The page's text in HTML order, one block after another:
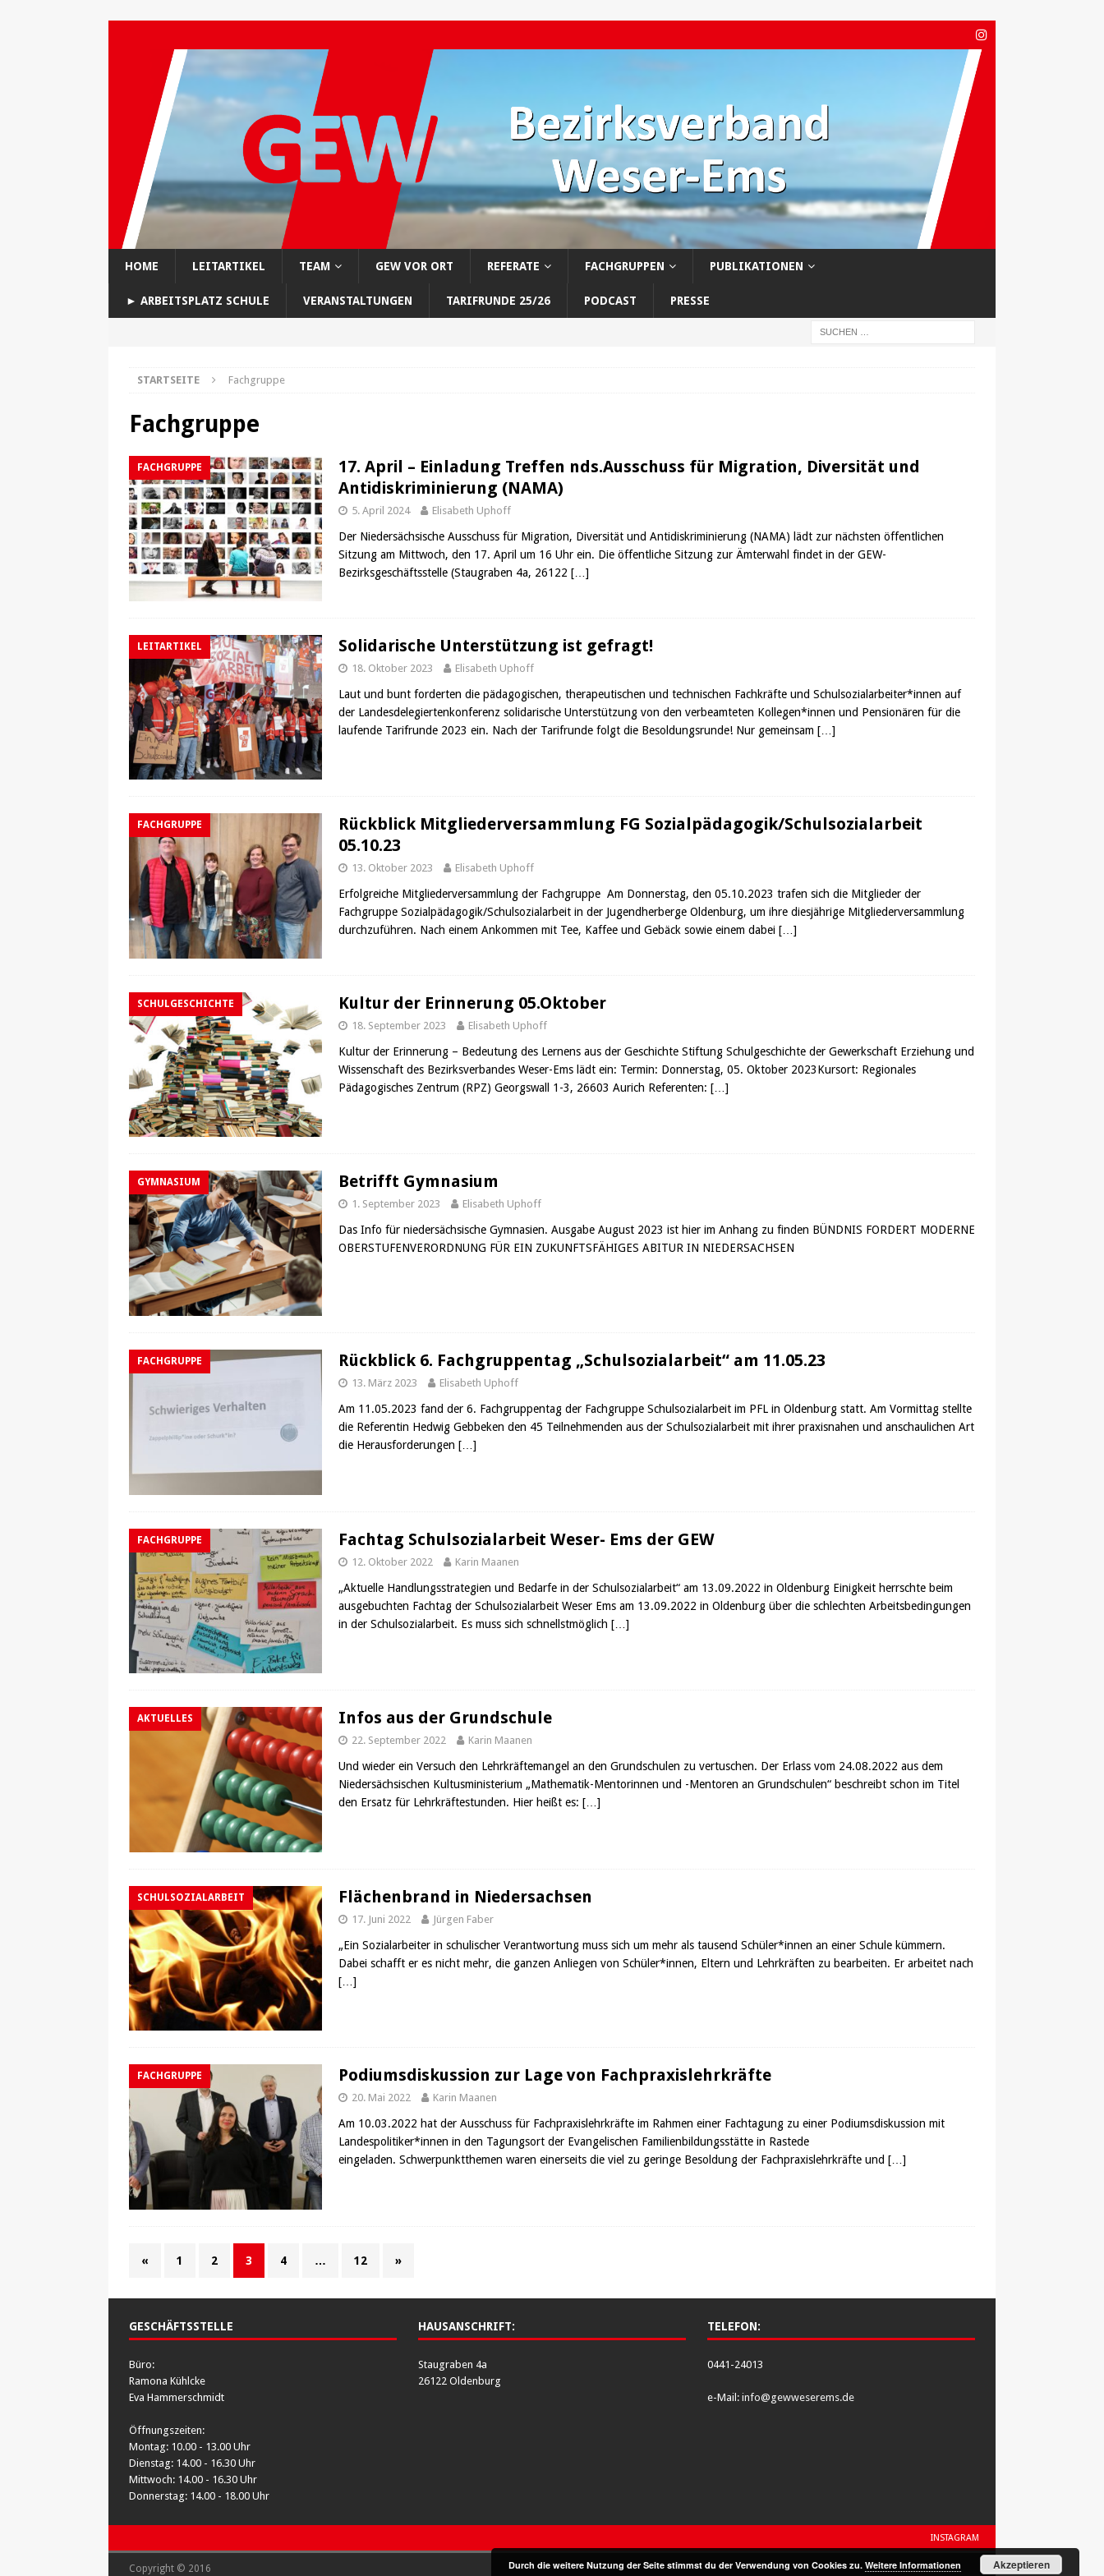
HOME LEITARTIKEL TEAM GEW VOR ORT REFERATE FACHGRUPPEN PUBLIKATIONEN
► ARBEITSPLATZ SCHULE VERANSTALTUNGEN TARIFRUNDE 25/26 PODCAST PRESSE
STARTSEITE Fachgruppe
Fachgruppe
FACHGRUPPE
17. April – Einladung Treffen nds.Ausschuss für Migration, Diversität und
Antidiskriminierung (NAMA)
5. April 2024 Elisabeth Uphoff
Der Niedersächsische Ausschuss für Migration, Diversität und Antidiskriminierung (NAMA) lädt zur nächsten öffentlichen
Sitzung am Mittwoch, den 17. April um 16 Uhr ein. Die öffentliche Sitzung zur Ämterwahl findet in der GEW-
Bezirksgeschäftsstelle (Staugraben 4a, 26122 […]
LEITARTIKEL Solidarische Unterstützung ist gefragt!
18. Oktober 2023 Elisabeth Uphoff
Laut und bunt forderten die pädagogischen, therapeutischen und technischen Fachkräfte und Schulsozialarbeiter*innen auf
der Landesdelegiertenkonferenz solidarische Unterstützung von den verbeamteten Kollegen*innen und Pensionären für die
laufende Tarifrunde 2023 ein. Nach der Tarifrunde folgt die Besoldungsrunde! Nur gemeinsam […]
FACHGRUPPE
Rückblick Mitgliederversammlung FG Sozialpädagogik/Schulsozialarbeit
05.10.23
13. Oktober 2023 Elisabeth Uphoff
Erfolgreiche Mitgliederversammlung der Fachgruppe Am Donnerstag, den 05.10.2023 trafen sich die Mitglieder der
Fachgruppe Sozialpädagogik/Schulsozialarbeit in der Jugendherberge Oldenburg, um ihre diesjährige Mitgliederversammlung
durchzuführen. Nach einem Ankommen mit Tee, Kaffee und Gebäck sowie einem dabei […]
SCHULGESCHICHTE Kultur der Erinnerung 05.Oktober
18. September 2023 Elisabeth Uphoff
Kultur der Erinnerung – Bedeutung des Lernens aus der Geschichte Stiftung Schulgeschichte der Gewerkschaft Erziehung und
Wissenschaft des Bezirksverbandes Weser-Ems lädt ein: Termin: Donnerstag, 05. Oktober 2023Kursort: Regionales
Pädagogisches Zentrum (RPZ) Georgswall 1-3, 26603 Aurich Referenten: […]
GYMNASIUM Betrifft Gymnasium
1. September 2023 Elisabeth Uphoff
Das Info für niedersächsische Gymnasien. Ausgabe August 2023 ist hier im Anhang zu finden BÜNDNIS FORDERT MODERNE
OBERSTUFENVERORDNUNG FÜR EIN ZUKUNFTSFÄHIGES ABITUR IN NIEDERSACHSEN
FACHGRUPPE Rückblick 6. Fachgruppentag „Schulsozialarbeit“ am 11.05.23
13. März 2023 Elisabeth Uphoff
Am 11.05.2023 fand der 6. Fachgruppentag der Fachgruppe Schulsozialarbeit im PFL in Oldenburg statt. Am Vormittag stellte
die Referentin Hedwig Gebbeken den 45 Teilnehmenden aus der Schulsozialarbeit mit ihrer praxisnahen und anschaulichen Art
die Herausforderungen […]
FACHGRUPPE Fachtag Schulsozialarbeit Weser- Ems der GEW
12. Oktober 2022 Karin Maanen
„Aktuelle Handlungsstrategien und Bedarfe in der Schulsozialarbeit“ am 13.09.2022 in Oldenburg Einigkeit herrschte beim
ausgebuchten Fachtag der Schulsozialarbeit Weser Ems am 13.09.2022 in Oldenburg über die schlechten Arbeitsbedingungen
in der Schulsozialarbeit. Es muss sich schnellstmöglich […]
AKTUELLES Infos aus der Grundschule
22. September 2022 Karin Maanen
Und wieder ein Versuch den Lehrkräftemangel an den Grundschulen zu vertuschen. Der Erlass vom 24.08.2022 aus dem
Niedersächsischen Kultusministerium „Mathematik-Mentorinnen und -Mentoren an Grundschulen“ beschreibt schon im Titel
den Ersatz für Lehrkräftestunden. Hier heißt es: […]
SCHULSOZIALARBEIT Flächenbrand in Niedersachsen
17. Juni 2022 Jürgen Faber
„Ein Sozialarbeiter in schulischer Verantwortung muss sich um mehr als tausend Schüler*innen an einer Schule kümmern.
Dabei schafft er es nicht mehr, die ganzen Anliegen von Schüler*innen, Eltern und Lehrkräften zu bearbeiten. Er arbeitet nach
[…]
FACHGRUPPE Podiumsdiskussion zur Lage von Fachpraxislehrkräfte
20. Mai 2022 Karin Maanen
Am 10.03.2022 hat der Ausschuss für Fachpraxislehrkräfte im Rahmen einer Fachtagung zu einer Podiumsdiskussion mit
Landespolitiker*innen in den Tagungsort der Evangelischen Familienbildungsstätte in Rastede
eingeladen. Schwerpunktthemen waren einerseits die viel zu geringe Besoldung der Fachpraxislehrkräfte und […]
« 1 2 3 4 … 12 »
GESCHÄFTSSTELLE
Büro:
Ramona Kühlcke
Eva Hammerschmidt
Öffnungszeiten:
Montag: 10.00 - 13.00 Uhr
Dienstag: 14.00 - 16.30 Uhr
Mittwoch: 14.00 - 16.30 Uhr
Donnerstag: 14.00 - 18.00 Uhr
HAUSANSCHRIFT:
Staugraben 4a
26122 Oldenburg
TELEFON:
0441-24013
e-Mail: info@gewweserems.de
INSTAGRAM
Copyright © 2016 Durch die weitere Nutzung der Seite stimmst du der Verwendung von Cookies zu. Weitere Informationen Akzeptieren